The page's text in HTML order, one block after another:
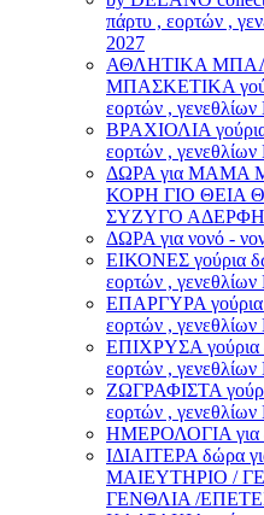
πάρτυ , εορτών ,
2027
ΑΘΛΗΤΙΚΑ
ΜΠΑΣΚΕΤΙΚΑ
εορτών , γενεθλίων
ΒΡΑΧΙΟΛΙA γούρια
εορτών , γενεθλίων
ΔΩΡΑ για ΜΑΜΑ
ΚΟΡΗ ΓΙΟ ΘΕΙΑ
ΣΥΖΥΓΟ ΑΔΕΡΦΗ
ΔΩΡΑ για νονό -
ΕΙΚΟΝΕΣ γούρια
εορτών , γενεθλίων
ΕΠΑΡΓΥΡΑ γούρια
εορτών , γενεθλίων
ΕΠΙΧΡΥΣΑ γούρια
εορτών , γενεθλίων
ΖΩΓΡΑΦΙΣΤΑ
εορτών , γενεθλίων
ΗΜΕΡΟΛΟΓΙΑ για
ΙΔΙΑΙΤΕΡΑ δώρα
ΜΑΙΕΥΤΗΡΙΟ /
ΓΕΝΘΛΙΑ /